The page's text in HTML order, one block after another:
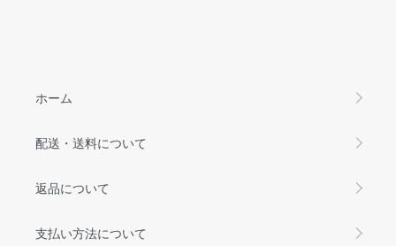
ホーム
配送・送料について
返品について
支払い方法について